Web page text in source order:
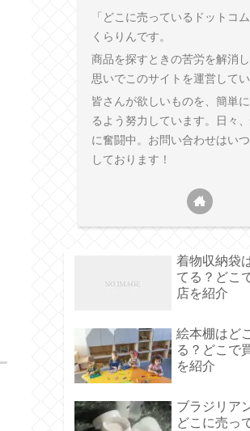
「どこに売っているドットコ
くらりんです。
商品を探すときの苦労を解消
思いでこのサイトを運営してい
皆さんが欲しいものを、簡単
るよう努力しています。日々
に奮闘中。お問い合わせはい
しております！
着物収納袋
てる？どこ
店を紹介
絵本棚はど
る？どこで
を紹介
ブラジリア
どこに売っ